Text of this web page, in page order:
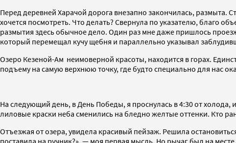
Перед деревней Харачой дорога внезапно закончилась, размыта.
хочется посмотреть. Что делать? Свернула по указателю, благо
размытия здесь обычное дело. Один раз мне даже пришлось
который перемещал кучу щебня и параллельно указывал
Озеро Кезеной-Ам неимоверной красоты, находится в горах.
подъему на самую верхнюю точку, где будто специально для нас
На следующий день, в День Победы, я проснулась в 4:30 от холода,
лиловые краски неба сменились на бледно желтые оттенки. Кто
Отъезжая от озера, увидела красивый пейзаж. Решила
поставила на ручник?», — моя первая мысль. Но рычаг был на